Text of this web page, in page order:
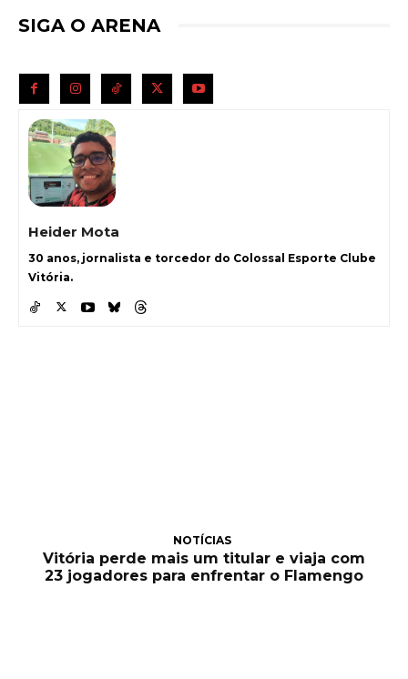
SIGA O ARENA
Heider Mota
30 anos, jornalista e torcedor do Colossal Esporte Clube
Vitória.
NOTÍCIAS
Vitória perde mais um titular e viaja com
23 jogadores para enfrentar o Flamengo